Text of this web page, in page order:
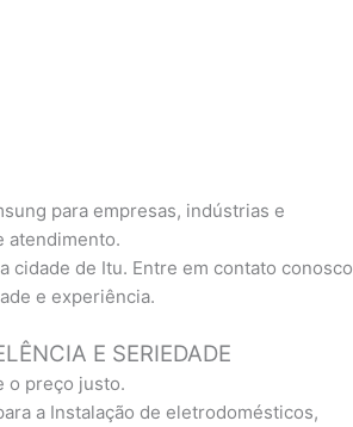
para empresas, indústrias e
atendimento.
cidade de Itu. Entre em contato conosco
e experiência.
E SERIEDADE
o preço justo.
a Instalação de eletrodomésticos,